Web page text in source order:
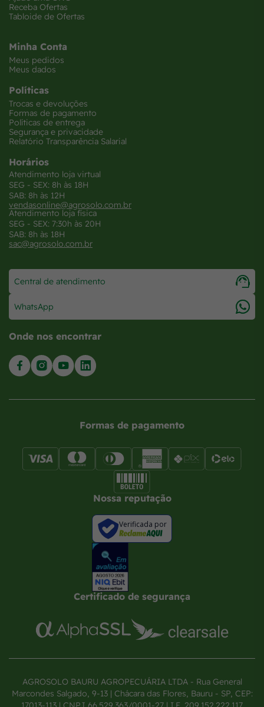
Receba Ofertas
Tabloide de Ofertas
Minha Conta
Meus pedidos
Meus dados
Políticas
Trocas e devoluções
Formas de pagamento
Políticas de entrega
Segurança e privacidade
Relatório Transparência Salarial
Horários
Atendimento loja virtual
SEG - SEX: 8h às 18H
SAB: 8h às 12H
vendasonline@agrosolo.com.br
Atendimento loja física
SEG - SEX: 7:30h às 20H
SAB: 8h às 18H
sac@agrosolo.com.br
Central de atendimento
WhatsApp
Onde nos encontrar
Formas de pagamento
Nossa reputação
Verificada por
Certificado de segurança
AGROSOLO BAURU AGROPECUÁRIA LTDA - Rua General
Marcondes Salgado, 9-13 | Chácara das Flores, Bauru - SP, CEP: